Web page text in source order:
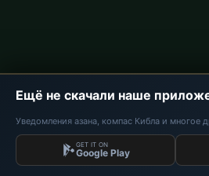
Данные: Diyanet İşleri Başkanlığı |
Ещё не скачали наше
Уведомления азана, компас Кибла и многое
GET IT ON
Google Play